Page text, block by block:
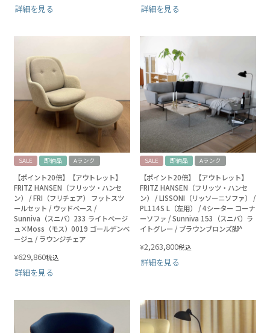
詳細を見る 詳細を見る
SALE 即納品 Aランク
【ポイント20倍】【アウトレット】
FRITZ HANSEN（フリッツ・ハンセ
ン） / FRI（フリチェア） フットスツ
ールセット / ウッドベース /
Sunniva（スニバ）233 ライトベージ
ュ×Moss（モス）0019 ゴールデンベ
ージュ / ラウンジチェア
¥629,860税込
詳細を見る
SALE 即納品 Aランク
【ポイント20倍】【アウトレット】
FRITZ HANSEN（フリッツ・ハンセ
ン） / LISSONI（リッソーニソファ） /
PL114S L（左用） / 4シーター コーナ
ーソファ / Sunniva 153（スニバ）ラ
イトグレー / ブラウンブロンズ脚^
¥2,263,800税込
詳細を見る